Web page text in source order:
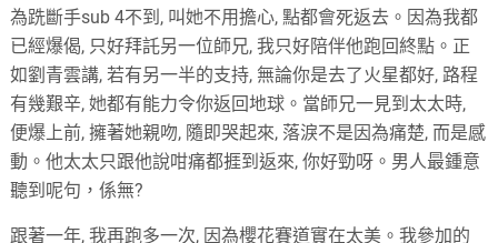
為跣斷手sub 4不到, 叫她不用擔心, 點都會死返去。因為我都
已經爆偈, 只好拜託另一位師兄, 我只好陪伴他跑回終點。正
如劉青雲講, 若有另一半的支持, 無論你是去了火星都好, 路程
有幾艱辛, 她都有能力令你返回地球。當師兄一見到太太時,
便爆上前, 擁著她親吻, 隨即哭起來, 落淚不是因為痛楚, 而是感
動。他太太只跟他說咁痛都捱到返來, 你好勁呀。男人最鍾意
聽到呢句，係無?
跟著一年, 我再跑多一次, 因為櫻花賽道實在太美。我參加的